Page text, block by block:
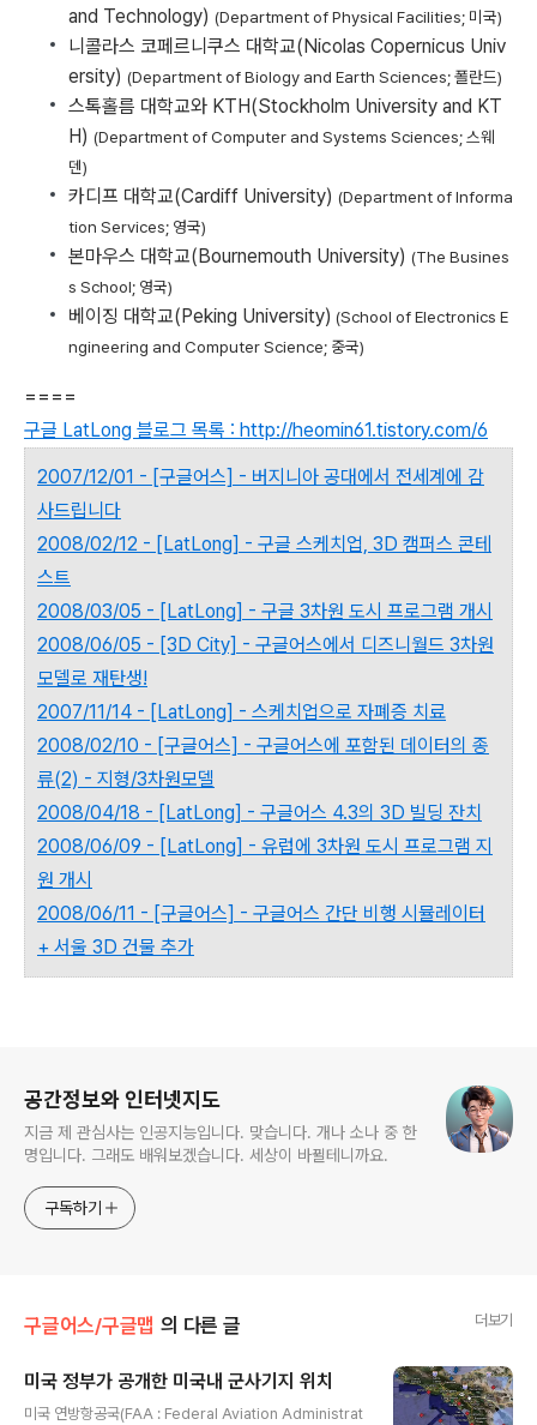
and Technology) (Department of Physical Facilities; 미국)
니콜라스 코페르니쿠스 대학교(Nicolas Copernicus Univ
ersity) (Department of Biology and Earth Sciences; 폴란드)
스톡홀름 대학교와 KTH(Stockholm University and KT
H) (Department of Computer and Systems Sciences; 스웨
덴)
카디프 대학교(Cardiff University) (Department of Informa
tion Services; 영국)
본마우스 대학교(Bournemouth University) (The Busines
s School; 영국)
베이징 대학교(Peking University) (School of Electronics E
ngineering and Computer Science; 중국)
====
구글 LatLong 블로그 목록 : http://heomin61.tistory.com/6
2007/12/01 - [구글어스] - 버지니아 공대에서 전세계에 감
사드립니다
2008/02/12 - [LatLong] - 구글 스케치업, 3D 캠퍼스 콘테
스트
2008/03/05 - [LatLong] - 구글 3차원 도시 프로그램 개시
2008/06/05 - [3D City] - 구글어스에서 디즈니월드 3차원
모델로 재탄생!
2007/11/14 - [LatLong] - 스케치업으로 자폐증 치료
2008/02/10 - [구글어스] - 구글어스에 포함된 데이터의 종
류(2) - 지형/3차원모델
2008/04/18 - [LatLong] - 구글어스 4.3의 3D 빌딩 잔치
2008/06/09 - [LatLong] - 유럽에 3차원 도시 프로그램 지
원 개시
2008/06/11 - [구글어스] - 구글어스 간단 비행 시뮬레이터
+ 서울 3D 건물 추가
공간정보와 인터넷지도
지금 제 관심사는 인공지능입니다. 맞습니다. 개나 소나 중 한
명입니다. 그래도 배워보겠습니다. 세상이 바뀔테니까요.
구독하기
구글어스/구글맵 의 다른 글 더보기
미국 정부가 공개한 미국내 군사기지 위치
미국 연방항공국(FAA : Federal Aviation Administrat